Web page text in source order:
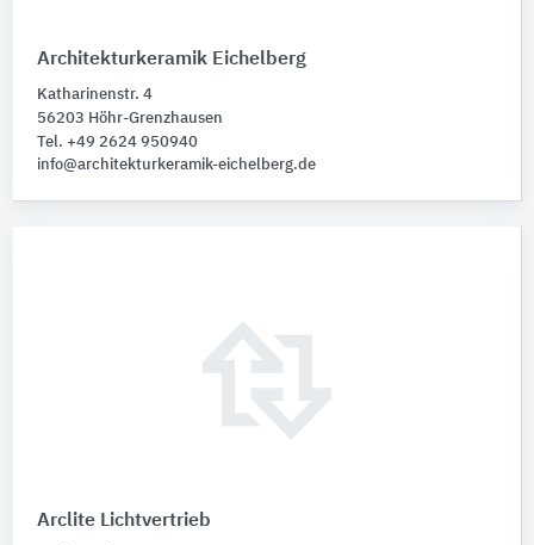
Architekturkeramik Eichelberg
Katharinenstr. 4
56203 Höhr-Grenzhausen
Tel. +49 2624 950940
info@architekturkeramik-eichelberg.de
Arclite Lichtvertrieb